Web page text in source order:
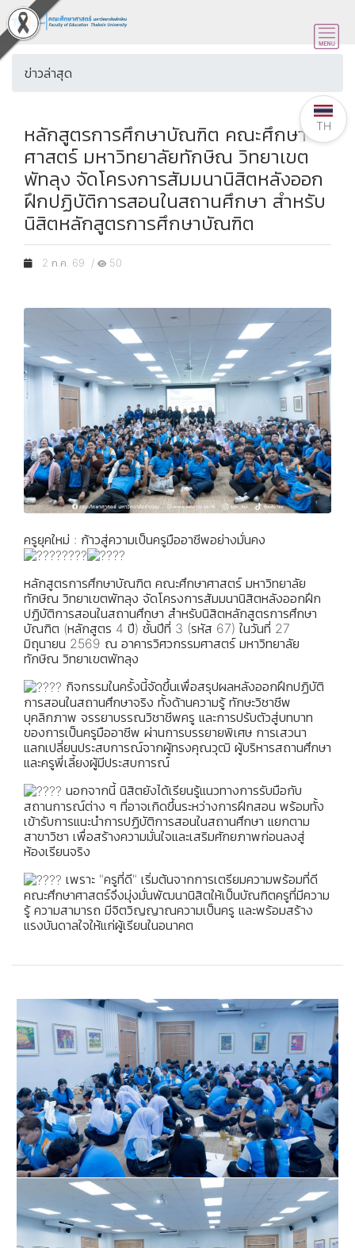
ข่าวล่าสุด
หลักสูตรการศึกษาบัณฑิต คณะศึกษา
ศาสตร์ มหาวิทยาลัยทักษิณ วิทยาเขต
พัทลุง จัดโครงการสัมมนานิสิตหลังออก
ฝึกปฏิบัติการสอนในสถานศึกษา สำหรับ
นิสิตหลักสูตรการศึกษาบัณฑิต
2 ก.ค. 69 / 50
ครูยุคใหม่ : ก้าวสู่ความเป็นครูมืออาชีพอย่างมั่นคง
หลักสูตรการศึกษาบัณฑิต คณะศึกษาศาสตร์ มหาวิทยาลัย
ทักษิณ วิทยาเขตพัทลุง จัดโครงการสัมมนานิสิตหลังออกฝึก
ปฏิบัติการสอนในสถานศึกษา สำหรับนิสิตหลักสูตรการศึกษา
บัณฑิต (หลักสูตร 4 ปี) ชั้นปีที่ 3 (รหัส 67) ในวันที่ 27
มิถุนายน 2569 ณ อาคารวิศวกรรมศาสตร์ มหาวิทยาลัย
ทักษิณ วิทยาเขตพัทลุง
กิจกรรมในครั้งนี้จัดขึ้นเพื่อสรุปผลหลังออกฝึกปฏิบัติ
การสอนในสถานศึกษาจริง ทั้งด้านความรู้ ทักษะวิชาชีพ
บุคลิกภาพ จรรยาบรรณวิชาชีพครู และการปรับตัวสู่บทบาท
ของการเป็นครูมืออาชีพ ผ่านการบรรยายพิเศษ การเสวนา
แลกเปลี่ยนประสบการณ์จากผู้ทรงคุณวุฒิ ผู้บริหารสถานศึกษา
และครูพี่เลี้ยงผู้มีประสบการณ์
นอกจากนี้ นิสิตยังได้เรียนรู้แนวทางการรับมือกับ
สถานการณ์ต่าง ๆ ที่อาจเกิดขึ้นระหว่างการฝึกสอน พร้อมทั้ง
เข้ารับการแนะนำการปฏิบัติการสอนในสถานศึกษา แยกตาม
สาขาวิชา เพื่อสร้างความมั่นใจและเสริมศักยภาพก่อนลงสู่
ห้องเรียนจริง
เพราะ "ครูที่ดี" เริ่มต้นจากการเตรียมความพร้อมที่ดี
คณะศึกษาศาสตร์จึงมุ่งมั่นพัฒนานิสิตให้เป็นบัณฑิตครูที่มีความ
รู้ ความสามารถ มีจิตวิญญาณความเป็นครู และพร้อมสร้าง
แรงบันดาลใจให้แก่ผู้เรียนในอนาคต
TH